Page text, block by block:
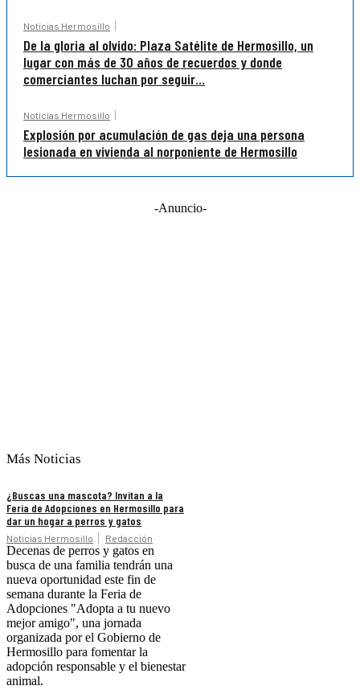
Noticias Hermosillo
De la gloria al olvido: Plaza Satélite de Hermosillo, un
lugar con más de 30 años de recuerdos y donde
comerciantes luchan por seguir...
Noticias Hermosillo
Explosión por acumulación de gas deja una persona
lesionada en vivienda al norponiente de Hermosillo
-Anuncio-
Más Noticias
¿Buscas una mascota? Invitan a la
Feria de Adopciones en Hermosillo para
dar un hogar a perros y gatos
Noticias Hermosillo Redacción
Decenas de perros y gatos en
busca de una familia tendrán una
nueva oportunidad este fin de
semana durante la Feria de
Adopciones "Adopta a tu nuevo
mejor amigo", una jornada
organizada por el Gobierno de
Hermosillo para fomentar la
adopción responsable y el bienestar
animal.